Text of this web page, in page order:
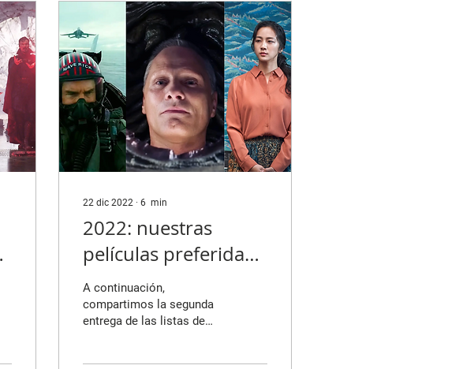
22 dic 2022 ∙ 6 min
2022: nuestras
películas preferidas
(parte 2)
A continuación,
compartimos la segunda
entrega de las listas de